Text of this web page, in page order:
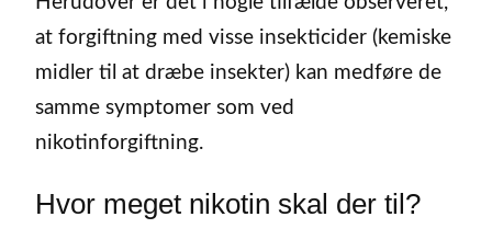
at forgiftning med visse insekticider (kemiske
midler til at dræbe insekter) kan medføre de
samme symptomer som ved
nikotinforgiftning.
Hvor meget nikotin skal der til?